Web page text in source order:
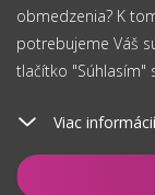
obmedzenia? K
potrebujeme Váš
tlačítko "Súhlasím"
Viac informácií